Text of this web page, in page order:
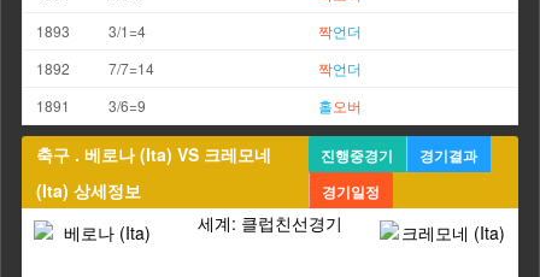
1893
3/1=4 짝언더
1892
7/7=14 짝언더
1891
3/6=9 홀오버
축구 . 베로나 (Ita) VS 크레모네
(Ita) 상세정보
진행중경기
경기결과
경기일정
세계: 클럽친선경기